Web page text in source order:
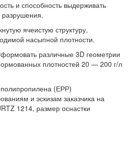
и способность выдерживать
ячеистую структуру,
насыпной плотности.
различные 3D геометрии
плотностей 20 — 200 г/л
(ЕРР)
и эскизам заказчика на
1214, размер оснастки